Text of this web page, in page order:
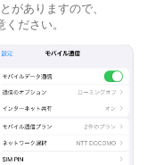
がありますので、
ださい。